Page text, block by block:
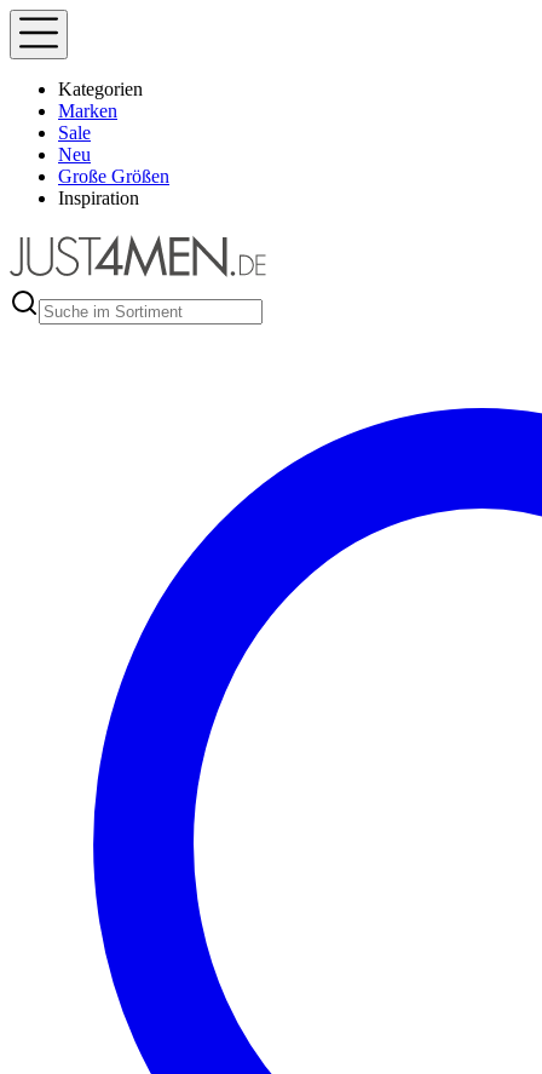
Kategorien
Marken
Sale
Neu
Große Größen
Inspiration